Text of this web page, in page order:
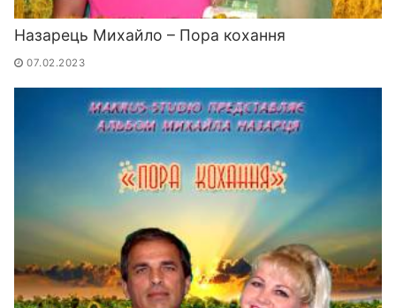
Назарець Михайло – Пора кохання
07.02.2023